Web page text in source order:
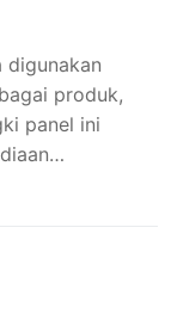
digunakan
produk,
panel ini